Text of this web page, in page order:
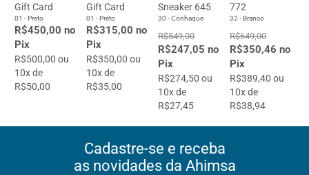
Gift Card
01 - Preto
R$450,00 no
Pix
R$500,00 ou
10x de
R$50,00
Gift Card
01 - Preto
R$315,00 no
Pix
R$350,00 ou
10x de
R$35,00
Sneaker 645
30 - Conhaque
R$549,00
R$247,05 no
Pix
R$274,50 ou
10x de
R$27,45
772
32 - Branco
R$649,00
R$350,46 no
Pix
R$389,40 ou
10x de
R$38,94
Cadastre-se e receba
as novidades da Ahimsa